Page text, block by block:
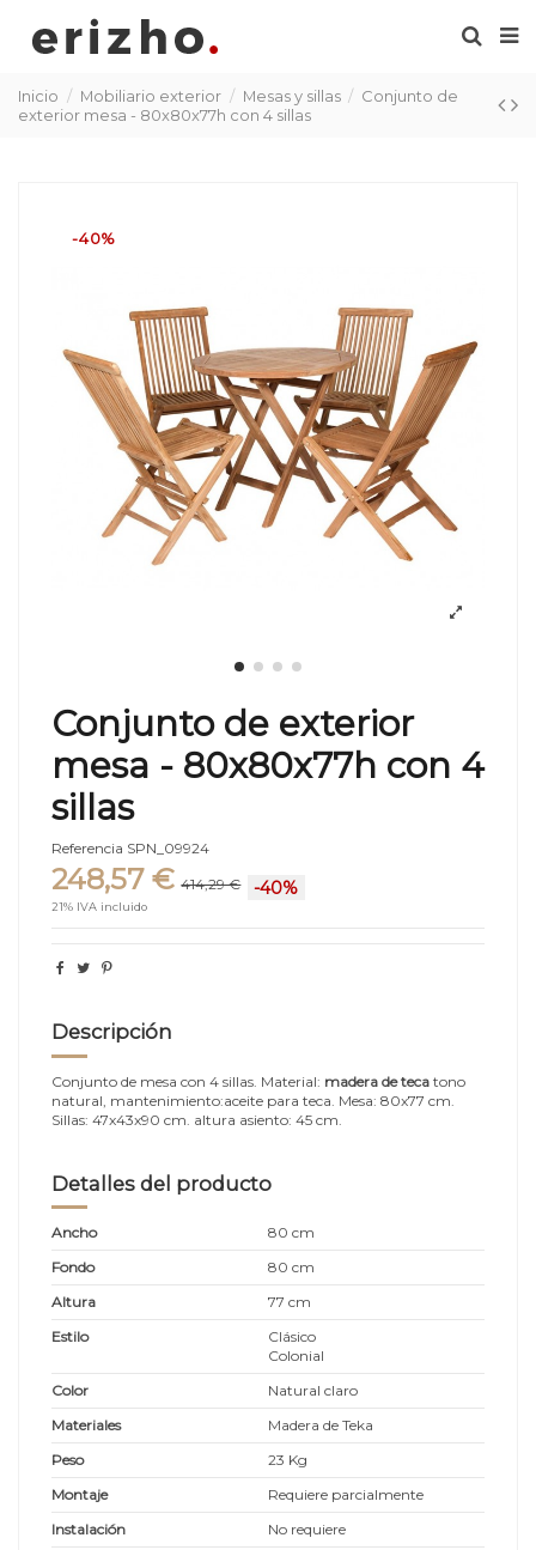
Inicio Mobiliario exterior Mesas y sillas
Conjunto de
exterior mesa - 80x80x77h con 4 sillas
-40%
Conjunto de exterior
mesa - 80x80x77h con 4
sillas
Referencia SPN_09924
248,57 € 414,29 € -40%
21% IVA incluido
Descripción
Conjunto de mesa con 4 sillas. Material: madera de teca tono
natural, mantenimiento:aceite para teca. Mesa: 80x77 cm.
Sillas: 47x43x90 cm. altura asiento: 45 cm.
Detalles del producto
Ancho
80 cm
Fondo
80 cm
Altura
77 cm
Estilo
Clásico
Colonial
Color
Natural claro
Materiales
Madera de Teka
Peso
23 Kg
Montaje
Requiere parcialmente
Instalación
No requiere